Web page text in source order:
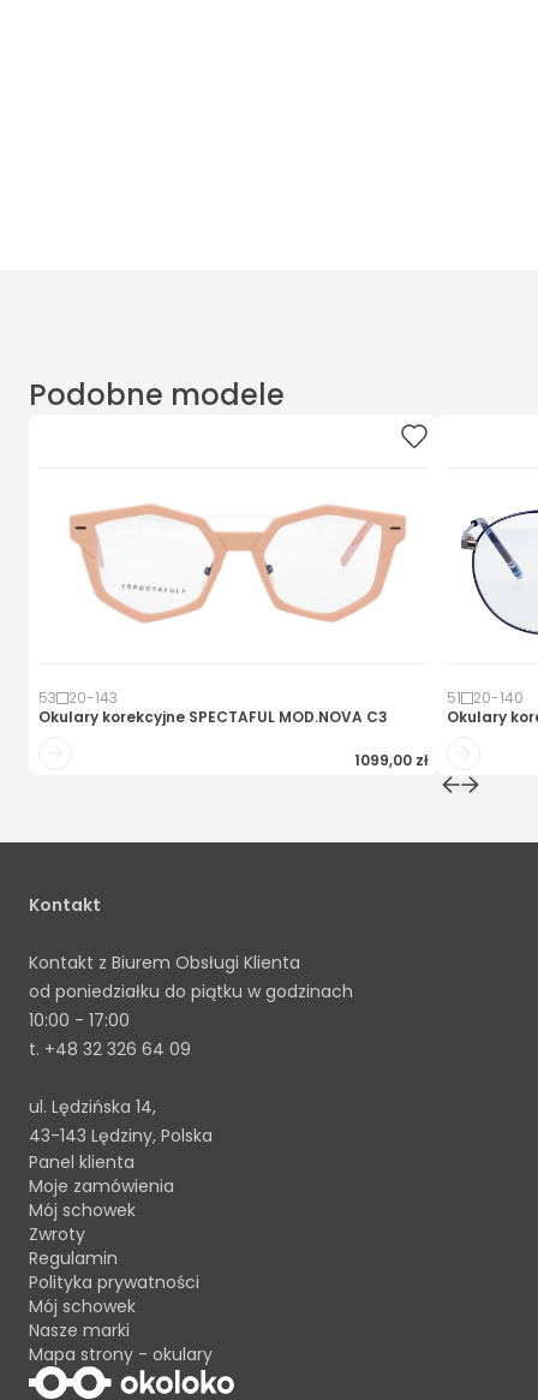
Podobne modele
53 20-143
Okulary korekcyjne SPECTAFUL MOD.NOVA C3
1099,00 zł
51 20-140
Okulary
Kontakt
Kontakt z Biurem Obsługi Klienta
od poniedziałku do piątku w godzinach
10:00 - 17:00
t. +48 32 326 64 09
ul. Lędzińska 14,
43-143 Lędziny, Polska
Panel klienta
Moje zamówienia
Mój schowek
Zwroty
Regulamin
Polityka prywatności
Mój schowek
Nasze marki
Mapa strony - okulary